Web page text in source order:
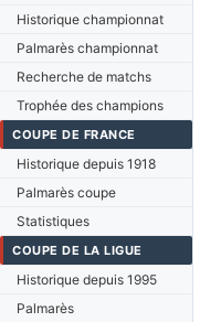
Historique championnat
Palmarès championnat
Recherche de matchs
Trophée des champions
COUPE DE FRANCE
Historique depuis 1918
Palmarès coupe
Statistiques
COUPE DE LA LIGUE
Historique depuis 1995
Palmarès